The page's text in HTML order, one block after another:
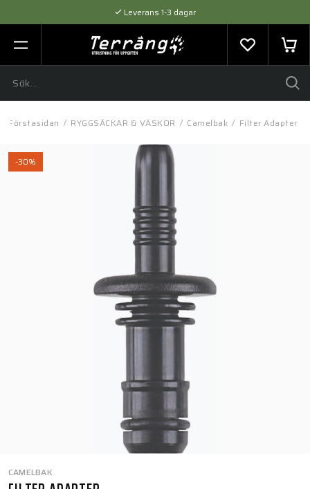
Leverans 1-3 dagar
Flexibel betalning med SVEA
Expertråd & Kvalitetsprodukter
Förstasidan / RYGGSÄCKAR & VÄSKOR / Camelbak / Filter Adapter
-30%
CAMELBAK